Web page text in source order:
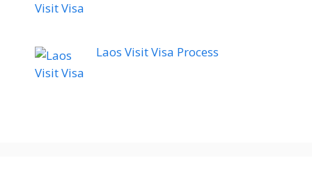
Laos Visit Visa Process